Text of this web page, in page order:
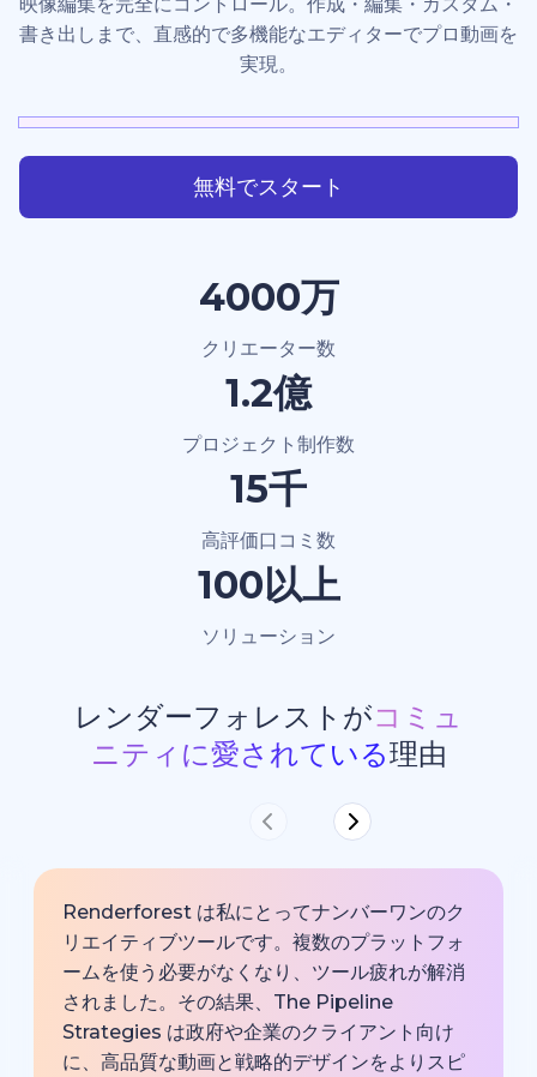
書き出しまで、直感的で多機能なエディターでプロ動画を
実現。
無料でスタート
4000万
クリエーター数
1.2億
プロジェクト制作数
15千
高評価口コミ数
100以上
ソリューション
レンダーフォレストがコミュ
ニティに愛されている理由
Renderforest は私にとってナンバーワンのク
リエイティブツールです。複数のプラットフォ
ームを使う必要がなくなり、ツール疲れが解消
されました。その結果、The Pipeline
Strategies は政府や企業のクライアント向け
に、高品質な動画と戦略的デザインをよりスピ